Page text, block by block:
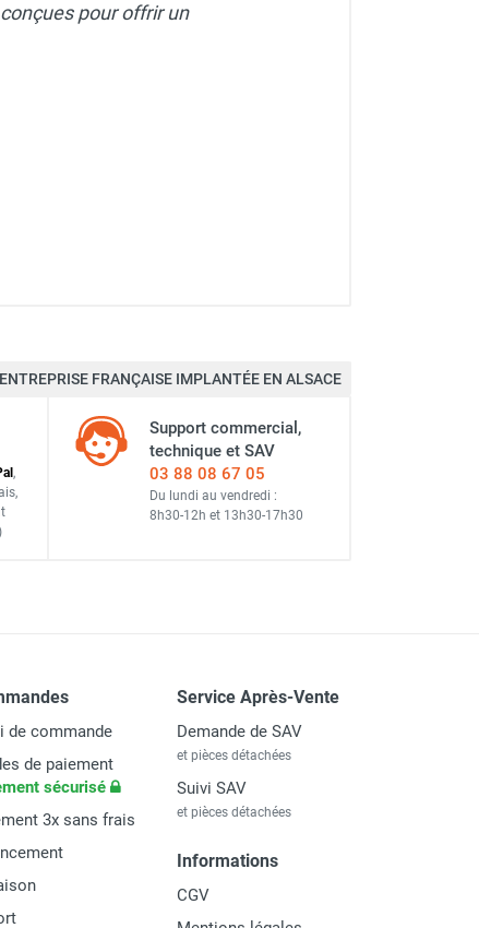
pour offrir un
ENTREPRISE FRANÇAISE IMPLANTÉE EN ALSACE
,
,
Support commercial,
technique et SAV
03 88 08 67 05
Du lundi au vendredi :
8h30-12h et 13h30-17h30
de commande
de paiement
sécurisé
3x sans frais
Service Après-Vente
Demande de SAV
et pièces détachées
Suivi SAV
et pièces détachées
Informations
CGV